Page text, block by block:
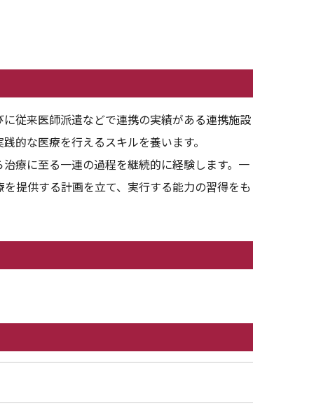
従来医師派遣などで連携の実績がある連携施設
的な医療を行えるスキルを養います。
療に至る一連の過程を継続的に経験します。一
提供する計画を立て、実行する能力の習得をも